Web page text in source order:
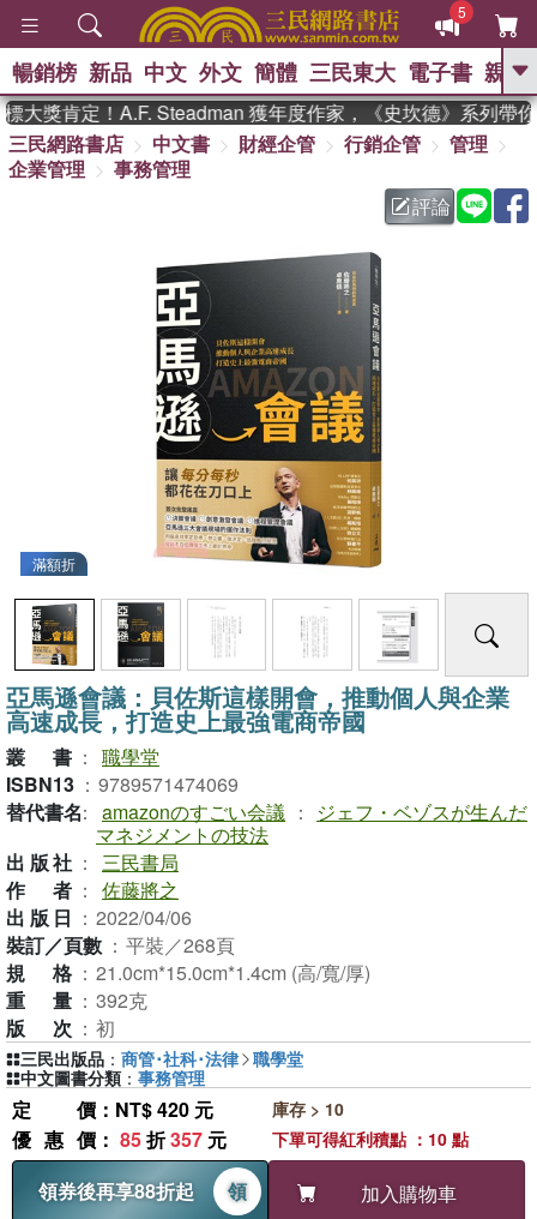
5
GO
熱搜： 東野圭吾 、 高希均教授回憶錄
方念華 、 台灣的
數學女孩：黎曼猜想
偉大的迷走神經
群喵
、 臺灣漫遊錄
暢銷榜 新品 中文 外文 簡體 三民東大 電子書 親子
獎肯定！A.F. Steadman 獲年度作家，《史坎德》系列帶你
三民網路書店
中文書 財經企管 行銷企管
管理
企業管理
事務管理
評論
滿額折
亞馬遜會議：貝佐斯這樣開會，推動個人與企業
高速成長，打造史上最強電商帝國
叢書 ： 職學堂
ISBN13 ： 9789571474069
替代書名： amazonのすごい会議 ：
ジェフ・ベゾスが生んだ
マネジメントの技法
出版社 ： 三民書局
作者 ： 佐藤將之
出版日 ： 2022/04/06
裝訂／頁數 ： 平裝／268頁
規格 ： 21.0cm*15.0cm*1.4cm (高/寬/厚)
重量 ： 392克
版次 ： 初
定價 ：NT$ 420 元
優惠價 ： 85折357 元
領券後再享88折起
領 加入購物車
庫存 > 10
下單可得紅利積點 ：10 點
三民出版品 ： 商管･社科･法律 職學堂
中文圖書分類 ： 事務管理